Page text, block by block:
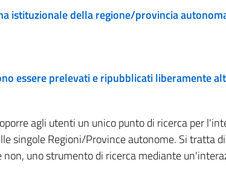
istituzionale della regione/provincia
essere prelevati e ripubblicati liberamente
agli utenti un unico punto di ricerca per
singole Regioni/Province autonome. Si tratta
uno strumento di ricerca mediante